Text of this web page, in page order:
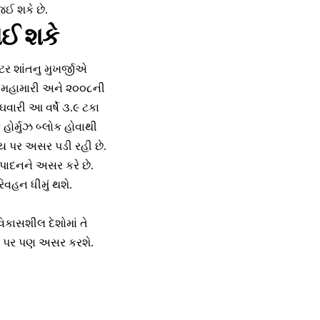
જઈ શકે છે.
શકે
શાંતનુ મુખર્જીએ
અને ૨૦૦૮ની
આ વર્ષે ૩.૯ ટકા
બ્લોક હોવાથી
પર અસર પડી રહી છે.
અસર કરે છે.
ધીમું થશે.
દેશોમાં તે
પર પણ અસર કરશે.